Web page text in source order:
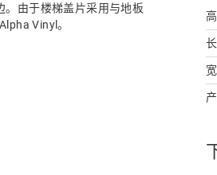
。由于楼梯盖片采用与地板
Vinyl。